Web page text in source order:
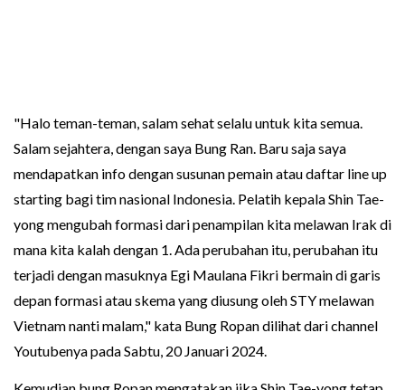
"Halo teman-teman, salam sehat selalu untuk kita semua.
Salam sejahtera, dengan saya Bung Ran. Baru saja saya
mendapatkan info dengan susunan pemain atau daftar line up
starting bagi tim nasional Indonesia. Pelatih kepala Shin Tae-
yong mengubah formasi dari penampilan kita melawan Irak di
mana kita kalah dengan 1. Ada perubahan itu, perubahan itu
terjadi dengan masuknya Egi Maulana Fikri bermain di garis
depan formasi atau skema yang diusung oleh STY melawan
Vietnam nanti malam," kata Bung Ropan dilihat dari channel
Youtubenya pada Sabtu, 20 Januari 2024.